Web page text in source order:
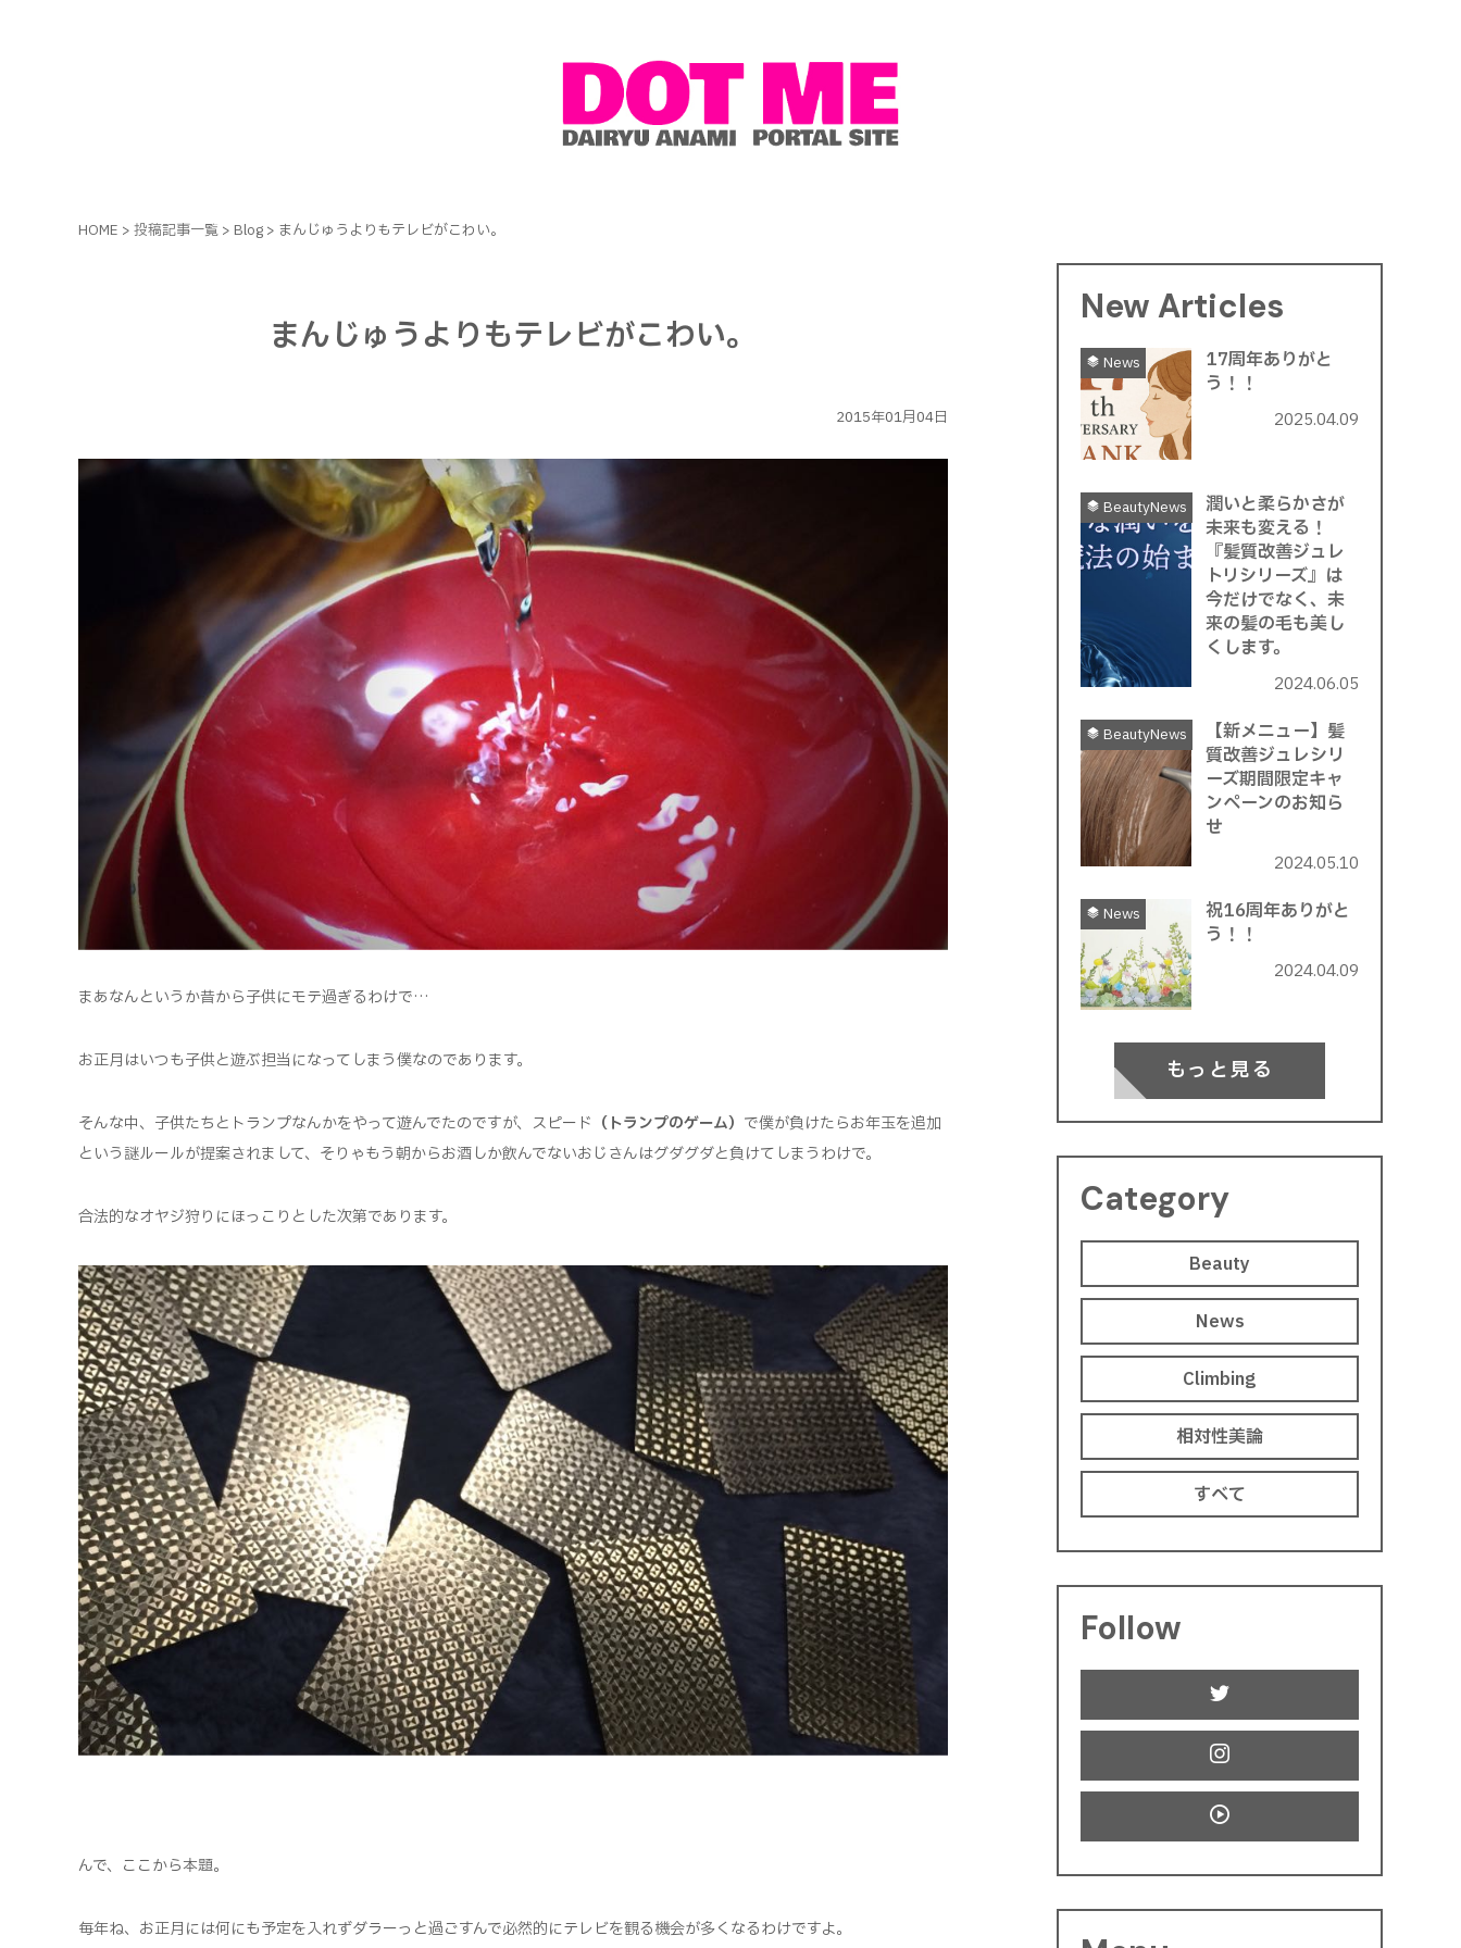
HOME > 投稿記事一覧 > Blog > まんじゅうよりもテレビがこわい。
まんじゅうよりもテレビがこわい。
2015年01月04日
まあなんというか昔から子供にモテ過ぎるわけで…
お正月はいつも子供と遊ぶ担当になってしまう僕なのであります。
そんな中、子供たちとトランプなんかをやって遊んでたのですが、スピード （トランプのゲーム） で僕が負けたらお年玉を追加
という謎ルールが提案されまして、そりゃもう朝からお酒しか飲んでないおじさんはグダグダと負けてしまうわけで。
合法的なオヤジ狩りにほっこりとした次第であります。
んで、ここから本題。
毎年ね、お正月には何にも予定を入れずダラーっと過ごすんで必然的にテレビを観る機会が多くなるわけですよ。
New Articles
News
17周年ありがと
う！！
2025.04.09
BeautyNews
潤いと柔らかさが
未来も変える！
『髪質改善ジュレ
トリシリーズ』は
今だけでなく、未
来の髪の毛も美し
くします。
2024.06.05
BeautyNews
【新メニュー】髪
質改善ジュレシリ
ーズ期間限定キャ
ンペーンのお知ら
せ
2024.05.10
News
祝16周年ありがと
う！！
2024.04.09
もっと見る
Category
Beauty
News
Climbing
相対性美論
すべて
Follow